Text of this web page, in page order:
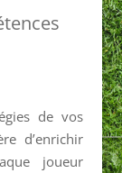
de vos
d’enrichir
joueur